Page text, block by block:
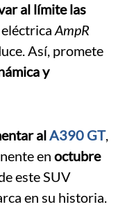
al límite las
AmpR
Así, promete
y
alA390 GT,
en octubre
este SUV
en su historia.